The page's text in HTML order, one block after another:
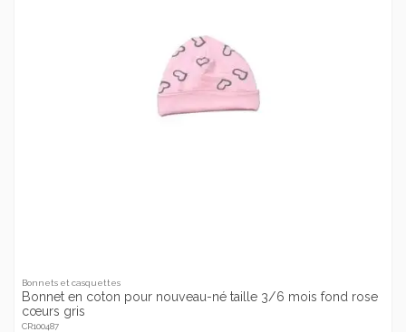
Bonnets et casquettes
Bonnet en coton pour nouveau-né taille 3/6 mois fond rose
cœurs gris
CR100487